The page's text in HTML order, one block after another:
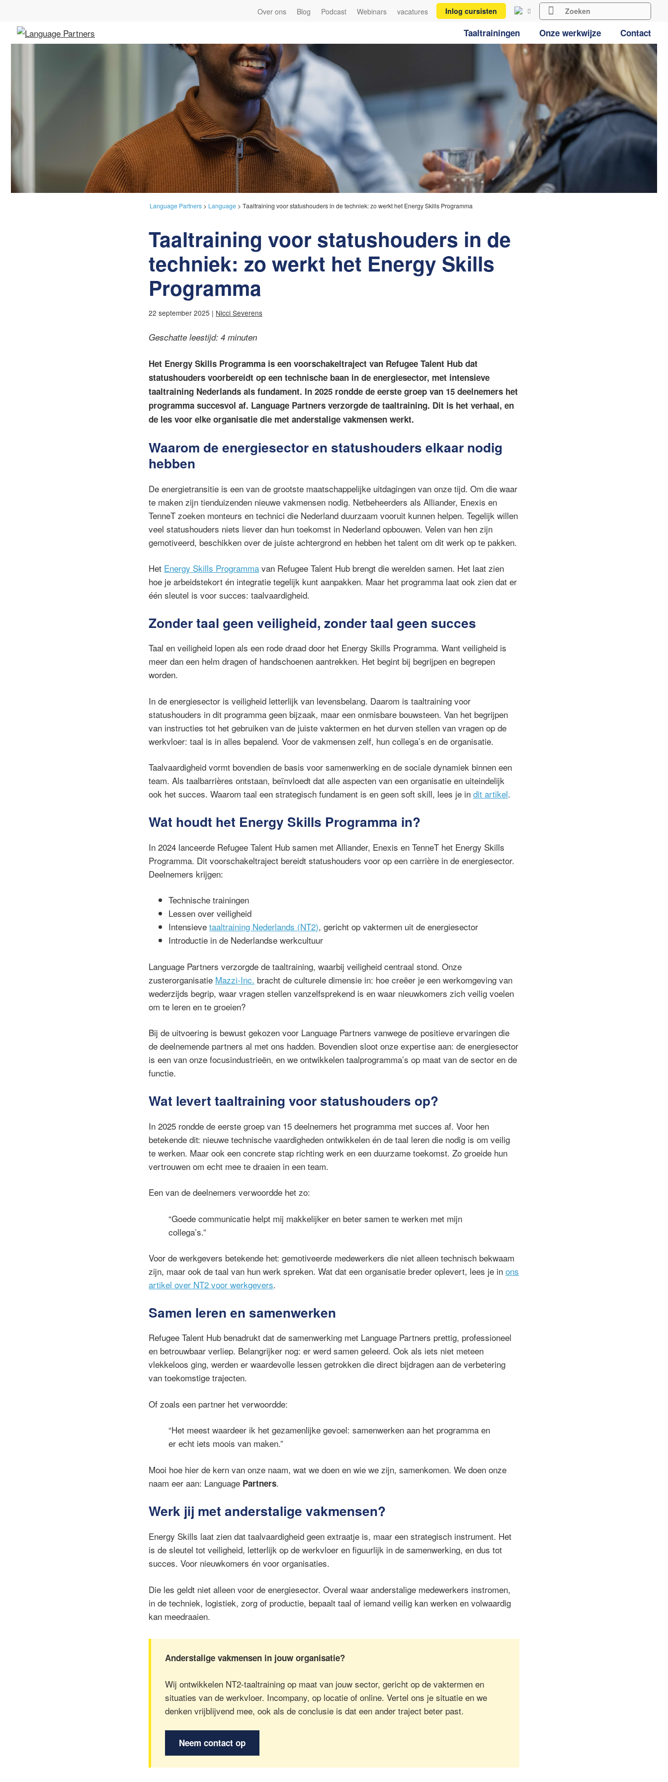
Over ons Blog Podcast Webinars vacatures Inlog cursisten
Taaltrainingen Onze werkwijze Contact
Language Partners > Language >Taaltraining voor statushouders in de techniek: zo werkt het Energy Skills Programma
Taaltraining voor statushouders in de
techniek: zo werkt het Energy Skills
Programma
22 september 2025 | Nicci Severens
Geschatte leestijd: 4 minuten
Het Energy Skills Programma is een voorschakeltraject van Refugee Talent Hub dat
statushouders voorbereidt op een technische baan in de energiesector, met intensieve
taaltraining Nederlands als fundament. In 2025 rondde de eerste groep van 15 deelnemers het
programma succesvol af. Language Partners verzorgde de taaltraining. Dit is het verhaal, en
de les voor elke organisatie die met anderstalige vakmensen werkt.
Waarom de energiesector en statushouders elkaar nodig
hebben
De energietransitie is een van de grootste maatschappelijke uitdagingen van onze tijd. Om die waar
te maken zijn tienduizenden nieuwe vakmensen nodig. Netbeheerders als Alliander, Enexis en
TenneT zoeken monteurs en technici die Nederland duurzaam vooruit kunnen helpen. Tegelijk willen
veel statushouders niets liever dan hun toekomst in Nederland opbouwen. Velen van hen zijn
gemotiveerd, beschikken over de juiste achtergrond en hebben het talent om dit werk op te pakken.
Het Energy Skills Programma van Refugee Talent Hub brengt die werelden samen. Het laat zien
hoe je arbeidstekort én integratie tegelijk kunt aanpakken. Maar het programma laat ook zien dat er
één sleutel is voor succes: taalvaardigheid.
Zonder taal geen veiligheid, zonder taal geen succes
Taal en veiligheid lopen als een rode draad door het Energy Skills Programma. Want veiligheid is
meer dan een helm dragen of handschoenen aantrekken. Het begint bij begrijpen en begrepen
worden.
In de energiesector is veiligheid letterlijk van levensbelang. Daarom is taaltraining voor
statushouders in dit programma geen bijzaak, maar een onmisbare bouwsteen. Van het begrijpen
van instructies tot het gebruiken van de juiste vaktermen en het durven stellen van vragen op de
werkvloer: taal is in alles bepalend. Voor de vakmensen zelf, hun collega’s en de organisatie.
Taalvaardigheid vormt bovendien de basis voor samenwerking en de sociale dynamiek binnen een
team. Als taalbarrières ontstaan, beïnvloedt dat alle aspecten van een organisatie en uiteindelijk
ook het succes. Waarom taal een strategisch fundament is en geen soft skill, lees je indit artikel.
Wat houdt het Energy Skills Programma in?
In 2024 lanceerde Refugee Talent Hub samen met Alliander, Enexis en TenneT het Energy Skills
Programma. Dit voorschakeltraject bereidt statushouders voor op een carrière in de energiesector.
Deelnemers krijgen:
Technische trainingen
Lessen over veiligheid
Intensievetaaltraining Nederlands (NT2), gericht op vaktermen uit de energiesector
Introductie in de Nederlandse werkcultuur
Language Partners verzorgde de taaltraining, waarbij veiligheid centraal stond. Onze
zusterorganisatie Mazzi-Inc. bracht de culturele dimensie in: hoe creëer je een werkomgeving van
wederzijds begrip, waar vragen stellen vanzelfsprekend is en waar nieuwkomers zich veilig voelen
om te leren en te groeien?
Bij de uitvoering is bewust gekozen voor Language Partners vanwege de positieve ervaringen die
de deelnemende partners al met ons hadden. Bovendien sloot onze expertise aan: de energiesector
is een van onze focusindustrieën, en we ontwikkelen taalprogramma’s op maat van de sector en de
functie.
Wat levert taaltraining voor statushouders op?
In 2025 rondde de eerste groep van 15 deelnemers het programma met succes af. Voor hen
betekende dit: nieuwe technische vaardigheden ontwikkelen én de taal leren die nodig is om veilig
te werken. Maar ook een concrete stap richting werk en een duurzame toekomst. Zo groeide hun
vertrouwen om echt mee te draaien in een team.
Een van de deelnemers verwoordde het zo:
“Goede communicatie helpt mij makkelijker en beter samen te werken met mijn
collega’s.”
Voor de werkgevers betekende het: gemotiveerde medewerkers die niet alleen technisch bekwaam
zijn, maar ook de taal van hun werk spreken. Wat dat een organisatie breder oplevert, lees je inons
artikel over NT2 voor werkgevers.
Samen leren en samenwerken
Refugee Talent Hub benadrukt dat de samenwerking met Language Partners prettig, professioneel
en betrouwbaar verliep. Belangrijker nog: er werd samen geleerd. Ook als iets niet meteen
vlekkeloos ging, werden er waardevolle lessen getrokken die direct bijdragen aan de verbetering
van toekomstige trajecten.
Of zoals een partner het verwoordde:
“Het meest waardeer ik het gezamenlijke gevoel: samenwerken aan het programma en
er echt iets moois van maken.”
Mooi hoe hier de kern van onze naam, wat we doen en wie we zijn, samenkomen. We doen onze
naam eer aan: Language Partners.
Werk jij met anderstalige vakmensen?
Energy Skills laat zien dat taalvaardigheid geen extraatje is, maar een strategisch instrument. Het
is de sleutel tot veiligheid, letterlijk op de werkvloer en figuurlijk in de samenwerking, en dus tot
succes. Voor nieuwkomers én voor organisaties.
Die les geldt niet alleen voor de energiesector. Overal waar anderstalige medewerkers instromen,
in de techniek, logistiek, zorg of productie, bepaalt taal of iemand veilig kan werken en volwaardig
kan meedraaien.
Anderstalige vakmensen in jouw organisatie?
Wij ontwikkelen NT2-taaltraining op maat van jouw sector, gericht op de vaktermen en
situaties van de werkvloer. Incompany, op locatie of online. Vertel ons je situatie en we
denken vrijblijvend mee, ook als de conclusie is dat een ander traject beter past.
Neem contact op